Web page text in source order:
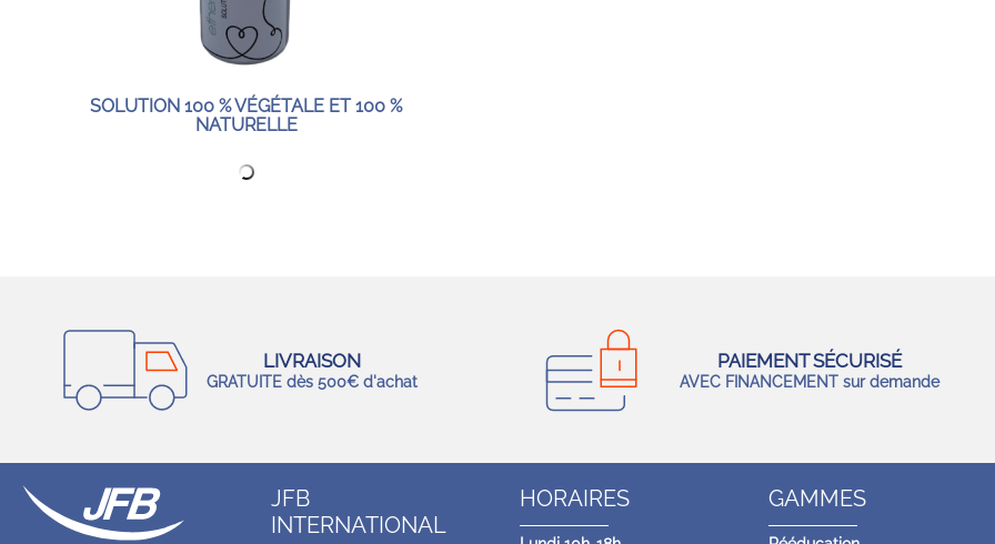
SOLUTION 100 % VÉGÉTALE ET 100 %
NATURELLE
LIVRAISON
GRATUITE dès 500€ d'achat
PAIEMENT SÉCURISÉ
AVEC FINANCEMENT sur demande
JFB
INTERNATIONAL
HORAIRES GAMMES